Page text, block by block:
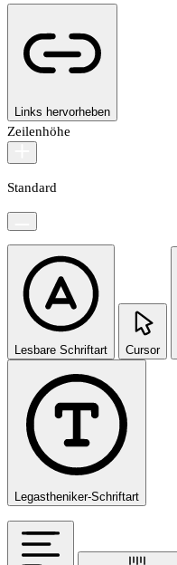
Links hervorheben
Zeilenhöhe
Standard
Lesbare Schriftart Cursor
Legastheniker-Schriftart